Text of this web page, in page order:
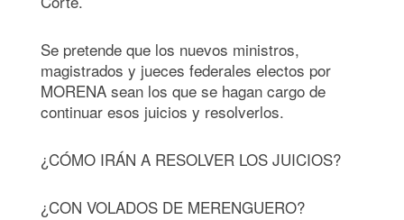
Se pretende que los nuevos ministros,
magistrados y jueces federales electos por
MORENA sean los que se hagan cargo de
continuar esos juicios y resolverlos.
¿CÓMO IRÁN A RESOLVER LOS JUICIOS?
¿CON VOLADOS DE MERENGUERO?